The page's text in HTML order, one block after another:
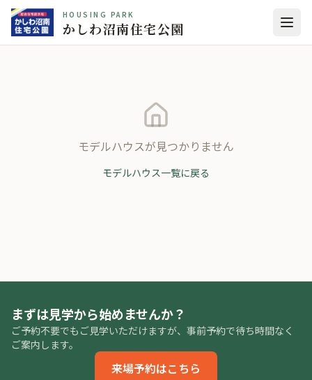
HOUSING PARK
かしわ沼南住宅公園
モデルハウスが見つかりません
モデルハウス一覧に戻る
まずは見学から始めませんか？
ご予約不要でもご見学いただけますが、事前予約で待ち時間なく
ご案内します。
来場予約はこちら